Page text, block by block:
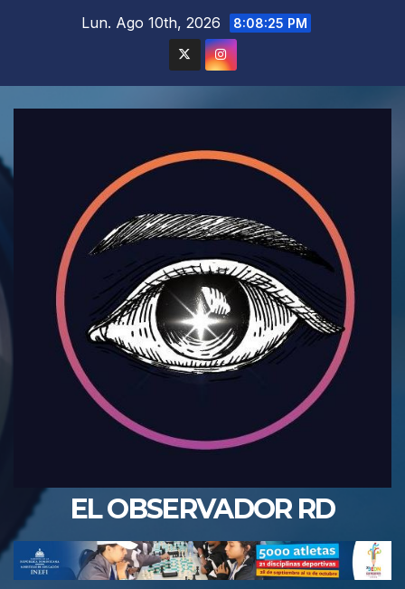
Lun. Ago 10th, 2026 8:08:26 PM
EL OBSERVADOR RD